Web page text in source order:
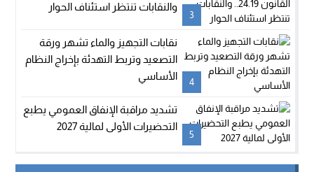
3
والنقابات تنتظر استئناف الحوار
4
نقابات التجهيز والماء تشهر ورقة
التصعيد وتربط التهدئة بإخراج النظام
الأساسي
5
تشديد مراقبة الإنفاق العمومي يطبع
التحضيرات الأولى لمالية 2027